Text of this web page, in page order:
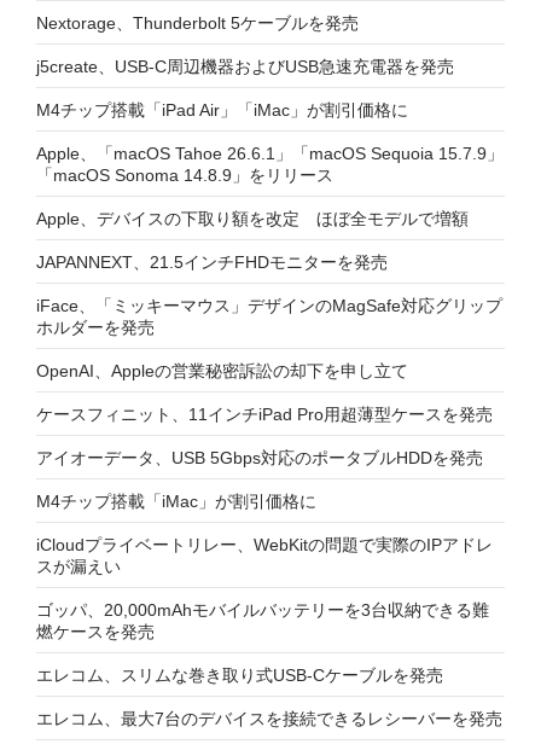
Nextorage、Thunderbolt 5ケーブルを発売
j5create、USB-C周辺機器およびUSB急速充電器を発売
M4チップ搭載「iPad Air」「iMac」が割引価格に
Apple、「macOS Tahoe 26.6.1」「macOS Sequoia 15.7.9」
「macOS Sonoma 14.8.9」をリリース
Apple、デバイスの下取り額を改定 ほぼ全モデルで増額
JAPANNEXT、21.5インチFHDモニターを発売
iFace、「ミッキーマウス」デザインのMagSafe対応グリップ
ホルダーを発売
OpenAI、Appleの営業秘密訴訟の却下を申し立て
ケースフィニット、11インチiPad Pro用超薄型ケースを発売
アイオーデータ、USB 5Gbps対応のポータブルHDDを発売
M4チップ搭載「iMac」が割引価格に
iCloudプライベートリレー、WebKitの問題で実際のIPアドレ
スが漏えい
ゴッパ、20,000mAhモバイルバッテリーを3台収納できる難
燃ケースを発売
エレコム、スリムな巻き取り式USB-Cケーブルを発売
エレコム、最大7台のデバイスを接続できるレシーバーを発売